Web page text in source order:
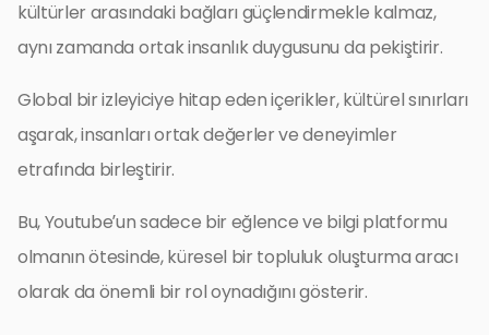
kültürler arasındaki bağları güçlendirmekle kalmaz,
aynı zamanda ortak insanlık duygusunu da pekiştirir.
Global bir izleyiciye hitap eden içerikler, kültürel sınırları
aşarak, insanları ortak değerler ve deneyimler
etrafında birleştirir.
Bu, Youtube’un sadece bir eğlence ve bilgi platformu
olmanın ötesinde, küresel bir topluluk oluşturma aracı
olarak da önemli bir rol oynadığını gösterir.